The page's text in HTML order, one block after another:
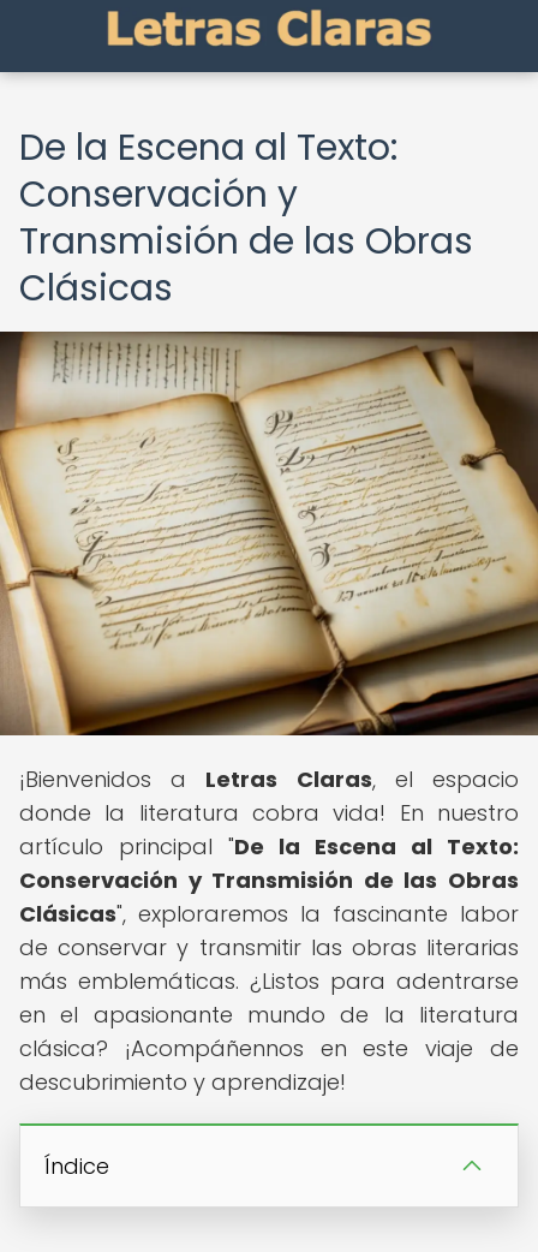
De la Escena al Texto:
Conservación y
Transmisión de las Obras
Clásicas
¡Bienvenidos a Letras Claras, el espacio
donde la literatura cobra vida! En nuestro
artículo principal "De la Escena al Texto:
Conservación y Transmisión de las Obras
Clásicas", exploraremos la fascinante labor
de conservar y transmitir las obras literarias
más emblemáticas. ¿Listos para adentrarse
en el apasionante mundo de la literatura
clásica? ¡Acompáñennos en este viaje de
descubrimiento y aprendizaje!
Índice